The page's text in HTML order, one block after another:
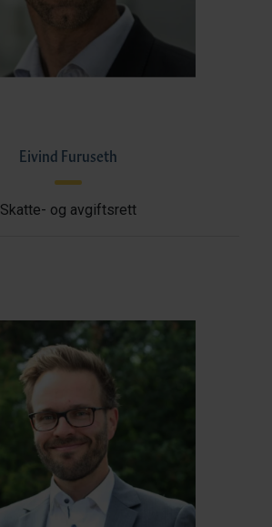
Eivind Furuseth
Skatte- og avgiftsrett